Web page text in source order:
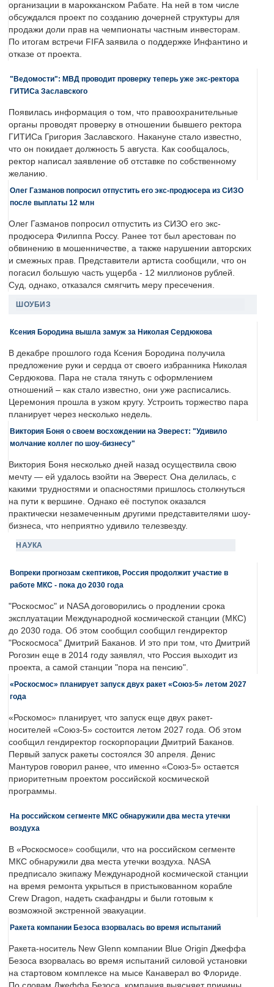
организации в марокканском Рабате. На ней в том числе
обсуждался проект по созданию дочерней структуры для
продажи доли прав на чемпионаты частным инвесторам.
По итогам встречи FIFA заявила о поддержке Инфантино и
отказе от проекта.
"Ведомости": МВД проводит проверку теперь уже экс-ректора
ГИТИСа Заславского
Появилась информация о том, что правоохранительные
органы проводят проверку в отношении бывшего ректора
ГИТИСа Григория Заславского. Накануне стало известно,
что он покидает должность 5 августа. Как сообщалось,
ректор написал заявление об отставке по собственному
желанию.
Олег Газманов попросил отпустить его экс-продюсера из СИЗО
после выплаты 12 млн
Олег Газманов попросил отпустить из СИЗО его экс-
продюсера Филиппа Россу. Ранее тот был арестован по
обвинению в мошенничестве, а также нарушении авторских
и смежных прав. Представители артиста сообщили, что он
погасил большую часть ущерба - 12 миллионов рублей.
Суд, однако, отказался смягчить меру пресечения.
ШОУБИЗ
Ксения Бородина вышла замуж за Николая Сердюкова
В декабре прошлого года Ксения Бородина получила
предложение руки и сердца от своего избранника Николая
Сердюкова. Пара не стала тянуть с оформлением
отношений – как стало известно, они уже расписались.
Церемония прошла в узком кругу. Устроить торжество пара
планирует через несколько недель.
Виктория Боня о своем восхождении на Эверест: "Удивило
молчание коллег по шоу-бизнесу"
Виктория Боня несколько дней назад осуществила свою
мечту — ей удалось взойти на Эверест. Она делилась, с
какими трудностями и опасностями пришлось столкнуться
на пути к вершине. Однако её поступок оказался
практически незамеченным другими представителями шоу-
бизнеса, что неприятно удивило телезвезду.
НАУКА
Вопреки прогнозам скептиков, Россия продолжит участие в
работе МКС - пока до 2030 года
"Роскосмос" и NASA договорились о продлении срока
эксплуатации Международной космической станции (МКС)
до 2030 года. Об этом сообщил сообщил гендиректор
"Роскосмоса" Дмитрий Баканов. И это при том, что Дмитрий
Рогозин еще в 2014 году заявлял, что Россия выходит из
проекта, а самой станции "пора на пенсию".
«Роскосмос» планирует запуск двух ракет «Союз-5» летом 2027
года
«Роскомос» планирует, что запуск еще двух ракет-
носителей «Союз-5» состоится летом 2027 года. Об этом
сообщил гендиректор госкорпорации Дмитрий Баканов.
Первый запуск ракеты состоялся 30 апреля. Денис
Мантуров говорил ранее, что именно «Союз-5» остается
приоритетным проектом российской космической
программы.
На российском сегменте МКС обнаружили два места утечки
воздуха
В «Роскосмосе» сообщили, что на российском сегменте
МКС обнаружили два места утечки воздуха. NASA
предписало экипажу Международной космической станции
на время ремонта укрыться в пристыкованном корабле
Crew Dragon, надеть скафандры и были готовым к
возможной экстренной эвакуации.
Ракета компании Безоса взорвалась во время испытаний
Ракета-носитель New Glenn компании Blue Origin Джеффа
Безоса взорвалась во время испытаний силовой установки
на стартовом комплексе на мысе Канаверал во Флориде.